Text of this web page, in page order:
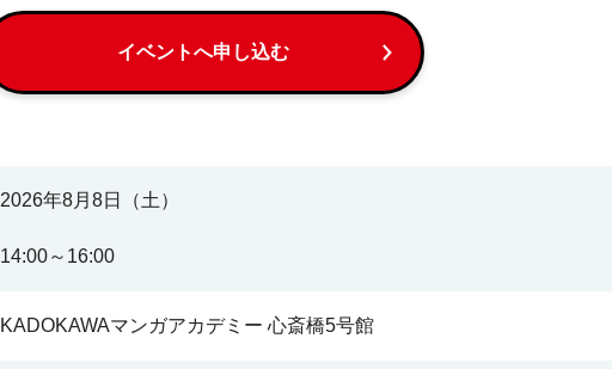
イベントへ申し込む
2026年8月8日（土）
14:00～16:00
KADOKAWAマンガアカデミー 心斎橋5号館